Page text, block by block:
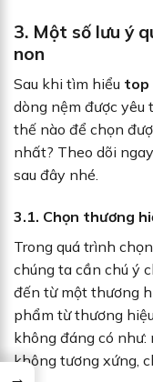
3. Một số lưu ý
non
Sau khi tìm hiểu top
dòng nệm được yêu
thế nào để chọn
nhất? Theo dõi
sau đây nhé.
3.1. Chọn thương
Trong quá trình
chúng ta cần chú ý
đến từ một thương
phẩm từ thương
không đáng có
không tương xứng,
→